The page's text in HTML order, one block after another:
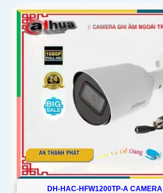
DH-HAC-HFW1200TP-A